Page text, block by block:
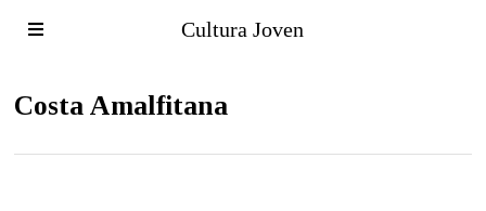
Cultura Joven
Costa Amalfitana